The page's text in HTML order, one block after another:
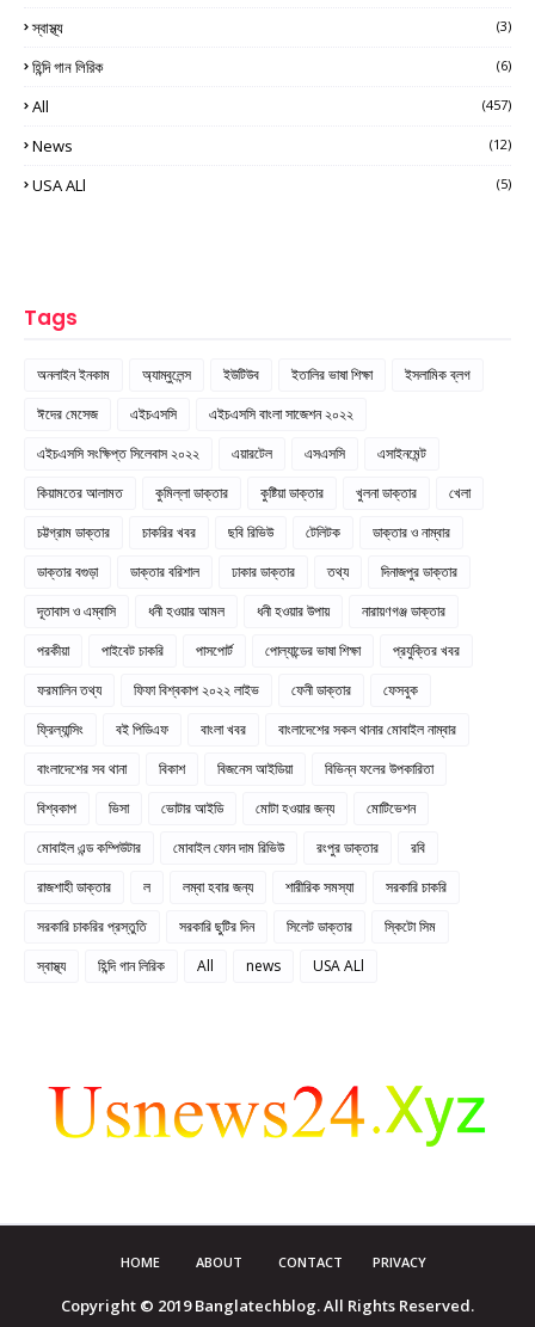
স্বাস্থ্য (3)
হিন্দি গান লিরিক (6)
All (457)
News (12)
USA ALl (5)
Tags
অনলাইন ইনকাম অ্যাম্বুলেন্স ইউটিউব ইতালির ভাষা শিক্ষা
ইসলামিক ব্লগ
ঈদের মেসেজ
এইচএসসি
এইচএসসি বাংলা সাজেশন ২০২২
এইচএসসি সংক্ষিপ্ত সিলেবাস ২০২২
এয়ারটেল এসএসসি
এসাইনমেন্ট
কিয়ামতের আলামত
কুমিল্লা ডাক্তার কুষ্টিয়া ডাক্তার খুলনা ডাক্তার
খেলা
চট্টগ্রাম ডাক্তার
চাকরির খবর ছবি রিভিউ টেলিটক
ডাক্তার ও নাম্বার
ডাক্তার বগুড়া
ডাক্তার বরিশাল ঢাকার ডাক্তার তথ্য
দিনাজপুর ডাক্তার
দূতাবাস ও এম্বাসি
ধনী হওয়ার আমল ধনী হওয়ার উপায়
নারায়ণগঞ্জ ডাক্তার
পরকীয়া
পাইবেট চাকরি পাসপোর্ট পোল্যান্ডের ভাষা শিক্ষা
প্রযুক্তির খবর
ফরমালিন তথ্য
ফিফা বিশ্বকাপ ২০২২ লাইভ ফেনী ডাক্তার
ফেসবুক
ফ্রিল্যান্সিং
বই পিডিএফ বাংলা খবর
বাংলাদেশের সকল থানার মোবাইল নাম্বার
বাংলাদেশের সব থানা
বিকাশ বিজনেস আইডিয়া
বিভিন্ন ফলের উপকারিতা
বিশ্বকাপ
ভিসা ভোটার আইডি মোটা হওয়ার জন্য
মোটিভেশন
মোবাইল এন্ড কম্পিউটার
মোবাইল ফোন দাম রিভিউ রংপুর ডাক্তার
রবি
রাজশাহী ডাক্তার
ল লম্বা হবার জন্য শারীরিক সমস্যা
সরকারি চাকরি
সরকারি চাকরির প্রস্তুতি
সরকারি ছুটির দিন সিলেট ডাক্তার
স্কিটো সিম
স্বাস্থ্য
হিন্দি গান লিরিক All news USA ALl
HOME ABOUT CONTACT PRIVACY
Copyright © 2019 Banglatechblog. All Rights Reserved.